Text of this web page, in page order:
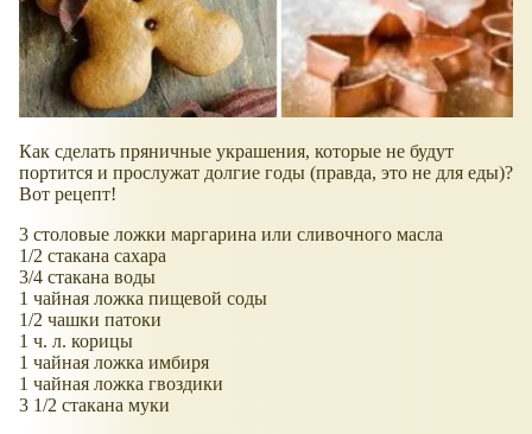
Как сделать пряничные украшения, которые не будут
портится и прослужат долгие годы (правда, это не для еды)?
Вот рецепт!
3 столовые ложки маргарина или сливочного масла
1/2 стакана сахара
3/4 стакана воды
1 чайная ложка пищевой соды
1/2 чашки патоки
1 ч. л. корицы
1 чайная ложка имбиря
1 чайная ложка гвоздики
3 1/2 стакана муки